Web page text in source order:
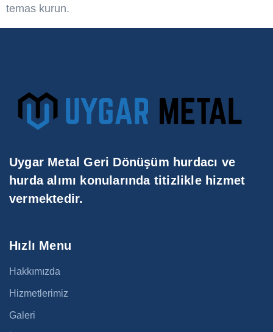
temas kurun.
Uygar Metal Geri Dönüşüm hurdacı ve
hurda alımı konularında titizlikle hizmet
vermektedir.
Hızlı Menu
Hakkımızda
Hizmetlerimiz
Galeri